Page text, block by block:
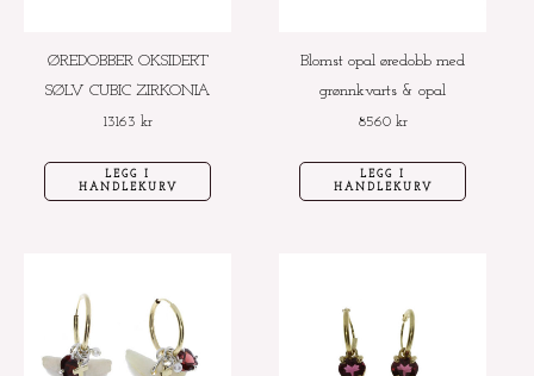
ØREDOBBER OKSIDERT
SØLV CUBIC ZIRKONIA
13163 kr
LEGG I
HANDLEKURV
Blomst opal øredobb med
grønnkvarts & opal
8560 kr
LEGG I
HANDLEKURV